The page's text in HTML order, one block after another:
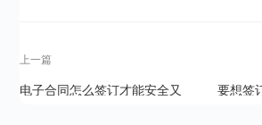
上一篇
电子合同怎么签订才能安全又
要想签